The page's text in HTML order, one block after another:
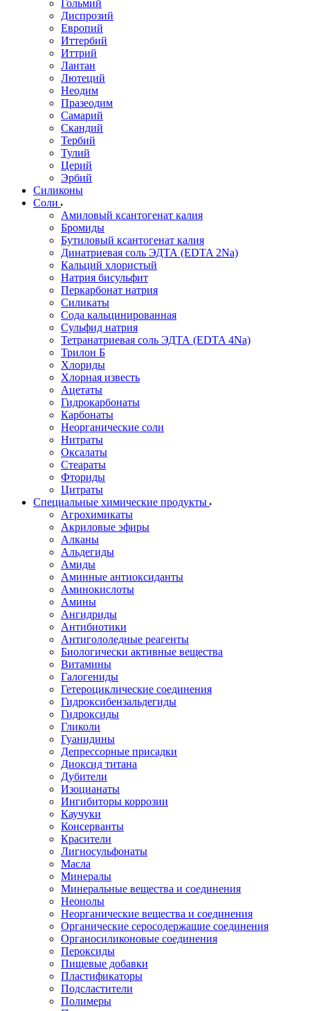
Гольмий
Диспрозий
Европий
Иттербий
Иттрий
Лантан
Лютеций
Неодим
Празеодим
Самарий
Скандий
Тербий
Тулий
Церий
Эрбий
Силиконы
Соли
Амиловый ксантогенат калия
Бромиды
Бутиловый ксантогенат калия
Динатриевая соль ЭДТА (EDTA 2Na)
Кальций хлористый
Натрия бисульфит
Перкарбонат натрия
Силикаты
Сода кальцинированная
Сульфид натрия
Тетранатриевая соль ЭДТА (EDTA 4Na)
Трилон Б
Хлориды
Хлорная известь
Ацетаты
Гидрокарбонаты
Карбонаты
Неорганические соли
Нитраты
Оксалаты
Стеараты
Фториды
Цитраты
Специальные химические продукты
Агрохимикаты
Акриловые эфиры
Алканы
Альдегиды
Амиды
Аминные антиоксиданты
Аминокислоты
Амины
Ангидриды
Антибиотики
Антигололедные реагенты
Биологически активные вещества
Витамины
Галогениды
Гетероциклические соединения
Гидроксибензальдегиды
Гидроксиды
Гликоли
Гуанидины
Депрессорные присадки
Диоксид титана
Дубители
Изоцианаты
Ингибиторы коррозии
Каучуки
Консерванты
Красители
Лигносульфонаты
Масла
Минералы
Минеральные вещества и соединения
Неонолы
Неорганические вещества и соединения
Органические серосодержащие соединения
Органосиликоновые соединения
Пероксиды
Пищевые добавки
Пластификаторы
Подсластители
Полимеры